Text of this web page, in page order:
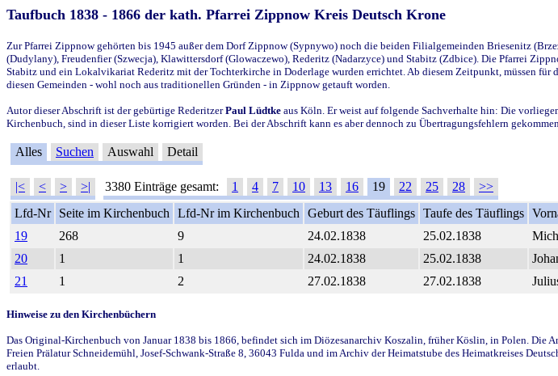
Taufbuch 1838 - 1866 der kath. Pfarrei Zippnow Kreis Deutsch Krone
Zur Pfarrei Zippnow gehörten bis 1945 außer dem Dorf Zippnow (Sypnywo) noch die beiden Filialgemeinden Briesenitz
(Dudylany), Freudenfier (Szwecja), Klawittersdorf (Glowaczewo), Rederitz (Nadarzyce) und Stabitz (Zdbice). Die Pfarrei
Stabitz und ein Lokalvikariat Rederitz mit der Tochterkirche in Doderlage wurden errichtet. Ab diesem Zeitpunkt, müssen
diesen Gemeinden - wohl noch aus traditionellen Gründen - in Zippnow getauft worden.
Autor dieser Abschrift ist der gebürtige RederitzerPaul Lüdtke aus Köln. Er weist auf folgende Sachverhalte hin: Die
Kirchenbuch, sind in dieser Liste korrigiert worden. Bei der Abschrift kann es aber dennoch zu Übertragungsfehlern
Alles Suchen Auswahl Detail
|< < > >| 3380 Einträge gesamt: 1 4 7 10 13 16 19 22 25 28
>>
Lfd-Nr
Seite im Kirchenbuch Lfd-Nr im Kirchenbuch Geburt des Täuflings Taufe des Täuflings
19
268 9 24.02.1838 25.02.1838
20
1 1 24.02.1838 25.02.1838
21
1 2 27.02.1838 27.02.1838
Hinweise zu den Kirchenbüchern
Das Original-Kirchenbuch von Januar 1838 bis 1866, befindet sich im Diözesanarchiv Koszalin, früher Köslin, in Polen.
Freien Prälatur Schneidemühl, Josef-Schwank-Straße 8, 36043 Fulda und im Archiv der Heimatstube des Heimatkreises
erlaubt.